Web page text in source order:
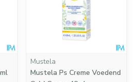
Mustela
Mustela Ps Creme Voedend